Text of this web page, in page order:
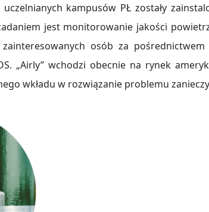
kampusów PŁ zostały
jest monitorowanie jakości
osób za
„Airly” wchodzi obecnie na rynek
wkładu w rozwiązanie problemu